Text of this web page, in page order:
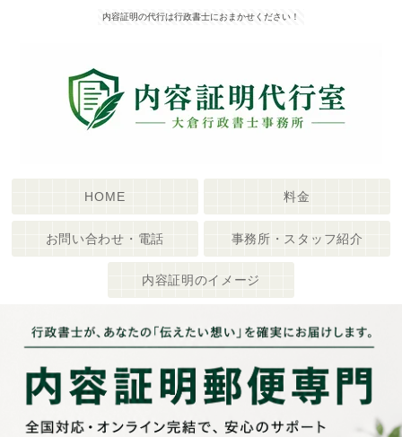
内容証明の代行は行政書士におまかせください！
HOME 料金
お問い合わせ・電話 事務所・スタッフ紹介
内容証明のイメージ